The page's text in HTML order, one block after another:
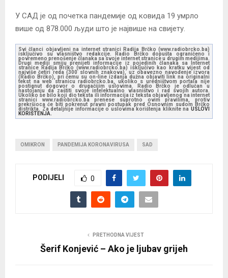
У САД је од почетка пандемије од ковида 19 умрло
више од 878.000 људи што је највише на свијету.
Svi članci objavljeni na internet stranici Radija Brčko (www.radiobrcko.ba)
isključivo su vlasništvo redakcije. Radio Brčko dopušta ograničeno i
povremeno prenošenje članaka sa svoje internet stranice u drugim medijima.
Drugi mediji smiju prenijeti informacije iz pojedinih članaka sa Internet
stranice Radija Brčko (www.radiobrcko.ba) isključivo kao kratku vijest od
najviše četiri reda (300 slovnih znakova), uz obavezno navođenje izvora
(Radio Brčko), pri čemu su on-line izdanja dužna objaviti link na originalni
tekst na web stranicu radiobrcko.ba, ukoliko s uredništvom portala nije
postignut dogovor o drugačijim uslovima. Radio Brčko je odlučan u
nastojanju da zaštiti svoje intelektualno vlasništvo i rad svojih autora.
Ukoliko se bilo koji dio teksta ili informacija iz teksta objavljenog na internet
stranici www.radiobrcko.ba prenese suprotno ovim pravilima, protiv
prekršioca će biti pokrenut pravni postupak pred Osnovnim sudom Brčko
distrikta. Za detaljnije informacije o uslovima korištenja kliknite na USLOVI
KORIŠTENJA.
OMIKRON PANDEMIJA KORONAVIRUSA SAD
PODIJELI 0
PRETHODNA VIJEST
Šerif Konjević – Ako je ljubav grijeh